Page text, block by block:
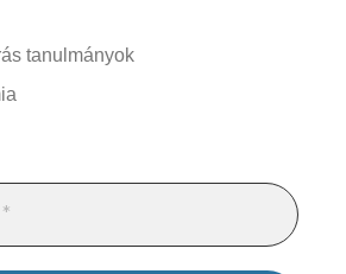
tanulmányok